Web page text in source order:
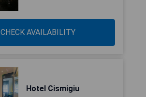
CHECK AVAILABILITY
Hotel Cismigiu